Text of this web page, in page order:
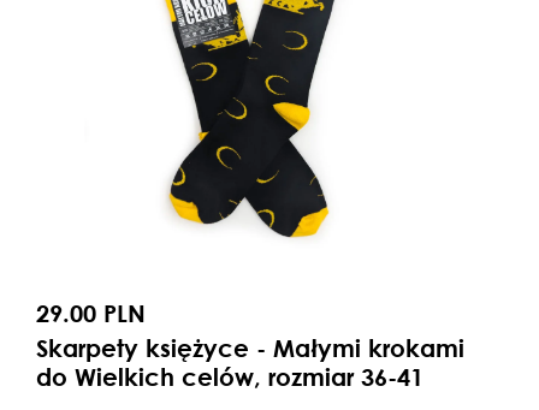
29.00 PLN
Skarpety księżyce - Małymi krokami
do Wielkich celów, rozmiar 36-41